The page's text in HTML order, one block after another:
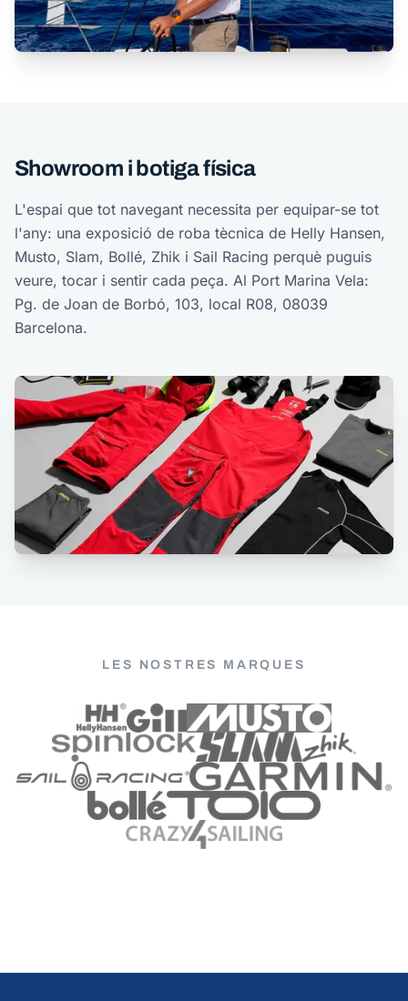
Showroom i botiga física
L'espai que tot navegant necessita per equipar-se tot
l'any: una exposició de roba tècnica de Helly Hansen,
Musto, Slam, Bollé, Zhik i Sail Racing perquè puguis
veure, tocar i sentir cada peça. Al Port Marina Vela:
Pg. de Joan de Borbó, 103, local R08, 08039
Barcelona.
LES NOSTRES MARQUES